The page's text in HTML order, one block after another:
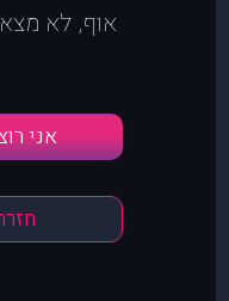
אוף, לא
אני